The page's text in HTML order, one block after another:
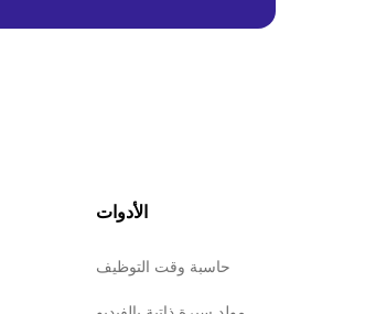
الأدوات
حاسبة وقت التوظيف